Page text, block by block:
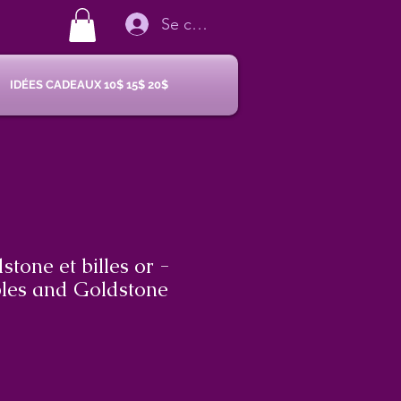
Se connecter
IDÉES CADEAUX 10$ 15$ 20$
et billes or -
and Goldstone